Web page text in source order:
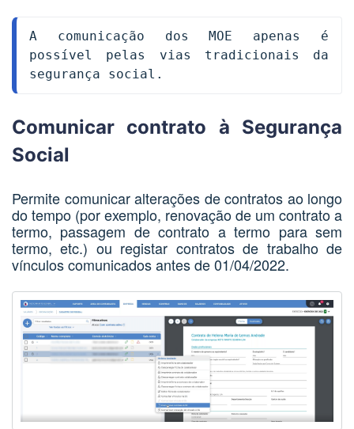
A comunicação dos MOE apenas é
possível pelas vias tradicionais da
segurança social.
Comunicar contrato à Segurança
Social
Permite comunicar alterações de contratos ao longo
do tempo (por exemplo, renovação de um contrato a
termo, passagem de contrato a termo para sem
termo, etc.) ou registar contratos de trabalho de
vínculos comunicados antes de 01/04/2022.